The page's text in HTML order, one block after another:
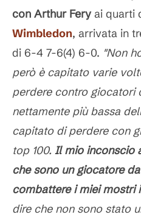
con Arthur Fery ai quarti
Wimbledon, arrivata in
di 6-4 7-6(4) 6-0. "Non
però è capitato varie
perdere contro giocatori
nettamente più bassa
capitato di perdere con
top 100. Il mio inconscio
che sono un giocatore
combattere i miei mostri
dire che non sono stato